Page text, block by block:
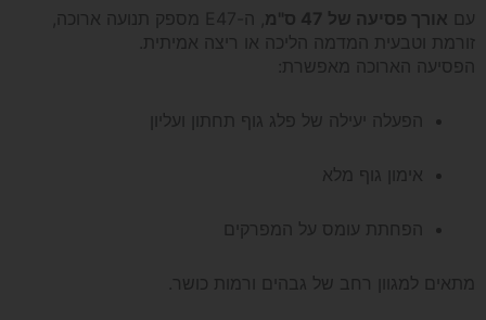
עם אורך פסיעה של 47 ס"מ
, ה-E47 מספק תנועה ארוכה,
זורמת וטבעית המדמה הליכה או ריצה אמיתית.
הפסיעה הארוכה מאפשרת:
הפעלה יעילה של פלג גוף תחתון ועליון
אימון גוף מלא
הפחתת עומס על המפרקים
מתאים למגוון רחב של גבהים ורמות כושר.